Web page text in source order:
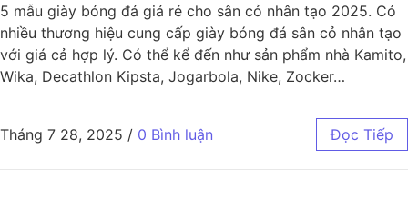
5 mẫu giày bóng đá giá rẻ cho sân cỏ nhân tạo 2025. Có
nhiều thương hiệu cung cấp giày bóng đá sân cỏ nhân tạo
với giá cả hợp lý. Có thể kể đến như sản phẩm nhà Kamito,
Wika, Decathlon Kipsta, Jogarbola, Nike, Zocker…
Tháng 7 28, 2025 / 0 Bình luận Đọc Tiếp